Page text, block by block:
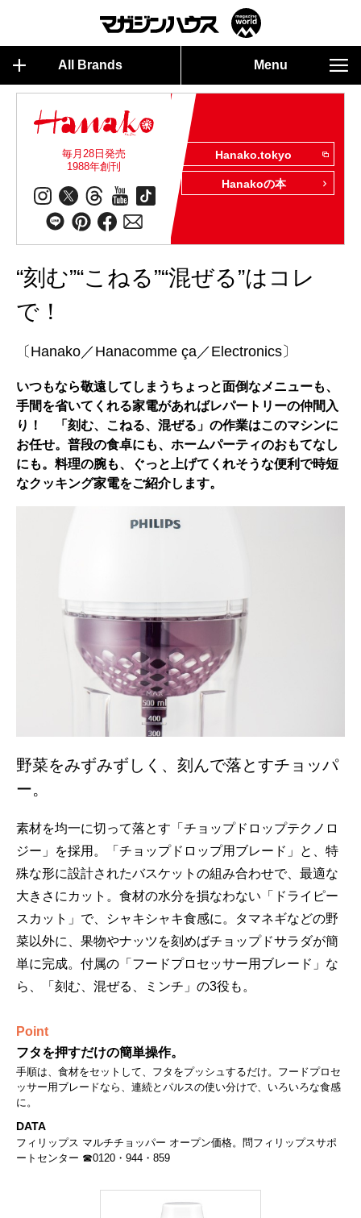
All Brands Menu
毎月28日発売
1988年創刊
Hanako.tokyo
Hanakoの本
“刻む”“こねる”“混ぜる”はコレ
で！
〔Hanako／Hanacomme ça／Electronics〕
いつもなら敬遠してしまうちょっと面倒なメニューも、
手間を省いてくれる家電があればレパートリーの仲間入
り！ 「刻む、こねる、混ぜる」の作業はこのマシンに
お任せ。普段の食卓にも、ホームパーティのおもてなし
にも。料理の腕も、ぐっと上げてくれそうな便利で時短
なクッキング家電をご紹介します。
野菜をみずみずしく、刻んで落とすチョッパ
ー。
素材を均一に切って落とす「チョップドロップテクノロ
ジー」を採用。「チョップドロップ用ブレード」と、特
殊な形に設計されたバスケットの組み合わせで、最適な
大きさにカット。食材の水分を損なわない「ドライピー
スカット」で、シャキシャキ食感に。タマネギなどの野
菜以外に、果物やナッツを刻めばチョップドサラダが簡
単に完成。付属の「フードプロセッサー用ブレード」な
ら、「刻む、混ぜる、ミンチ」の3役も。
Point
フタを押すだけの簡単操作。
手順は、食材をセットして、フタをプッシュするだけ。フードプロセ
ッサー用ブレードなら、連続とパルスの使い分けで、いろいろな食感
に。
DATA
フィリップス マルチチョッパー オープン価格。問フィリップスサポ
ートセンター ☎0120・944・859